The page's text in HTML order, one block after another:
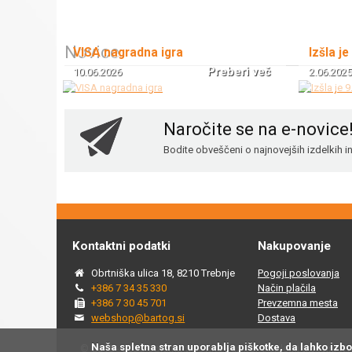
Novice
VISA nagradna igra
10.06.2026 Preberi več
Izšla
2.06.2025
Naročite se na e-novice!
Bodite obveščeni o najnovejših izdelkih
Kontaktni podatki
Obrtniška ulica 18, 8210 Trebnje
+386 7 34 35 330
+386 7 30 45 701
webshop@bartog.si
Nakupovanje
Pogoji poslovanja
Način plačila
Prevzemna mesta
Dostava
© 2015 - 2025 Spletna trgovina Bartog, v spletni trgovini
Naša spletna stran uporablja piškotke, da lahko